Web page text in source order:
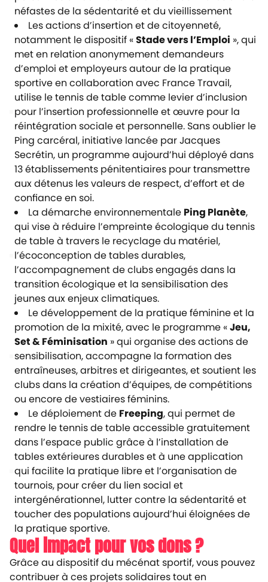
néfastes de la sédentarité et du vieillissement
Les actions d’insertion et de citoyenneté,
notamment le dispositif «Stade vers l’Emploi », qui
met en relation anonymement demandeurs
d’emploi et employeurs autour de la pratique
sportive en collaboration avec France Travail,
utilise le tennis de table comme levier d’inclusion
pour l’insertion professionnelle et œuvre pour la
réintégration sociale et personnelle. Sans oublier le
Ping carcéral, initiative lancée par Jacques
Secrétin, un programme aujourd’hui déployé dans
13 établissements pénitentiaires pour transmettre
aux détenus les valeurs de respect, d’effort et de
confiance en soi.
La démarche environnementale Ping Planète,
qui vise à réduire l’empreinte écologique du tennis
de table à travers le recyclage du matériel,
l’écoconception de tables durables,
l’accompagnement de clubs engagés dans la
transition écologique et la sensibilisation des
jeunes aux enjeux climatiques.
Le développement de la pratique féminine et la
promotion de la mixité, avec le programme «Jeu,
Set & Féminisation » qui organise des actions de
sensibilisation, accompagne la formation des
entraîneuses, arbitres et dirigeantes, et soutient les
clubs dans la création d’équipes, de compétitions
ou encore de vestiaires féminins.
Le déploiement de Freeping, qui permet de
rendre le tennis de table accessible gratuitement
dans l’espace public grâce à l’installation de
tables extérieures durables et à une application
qui facilite la pratique libre et l’organisation de
tournois, pour créer du lien social et
intergénérationnel, lutter contre la sédentarité et
toucher des populations aujourd’hui éloignées de
la pratique sportive.
Quel impact pour vos dons ?
Grâce au dispositif du mécénat sportif, vous pouvez
contribuer à ces projets solidaires tout en